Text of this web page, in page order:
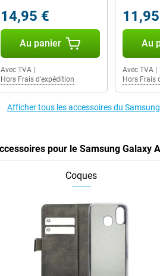
14,95 €
Au panier
Avec TVA
Hors Frais d'expédition
Au
Avec TVA|
Hors Frais
Afficher tous les accessoires du
pour le Samsung Galaxy
Coques